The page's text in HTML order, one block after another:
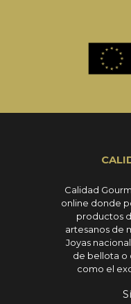
Calidad
online donde
productos
artesanos de
Joyas
de bellota o
como el